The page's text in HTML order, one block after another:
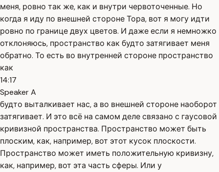
меня, ровно так же, как и внутри червоточенные. Но
когда я иду по внешней стороне Тора, вот я могу идти
ровно по границе двух цветов. И даже если я немножко
отклоняюсь, пространство как будто затягивает меня
обратно. То есть во внутренней стороне пространство
как
14:17
Speaker A
будто выталкивает нас, а во внешней стороне наоборот
затягивает. И это всё на самом деле связано с гаусовой
кривизной пространства. Пространство может быть
плоским, как, например, вот этот кусок плоскости.
Пространство может иметь положительную кривизну,
как, например, вот эта часть сферы. Или у